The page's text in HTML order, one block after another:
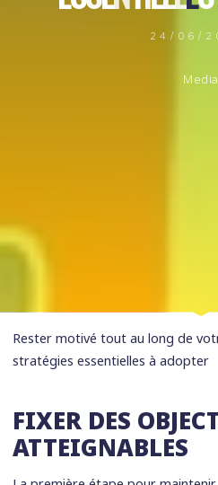
24/06/
Media
Rester motivé tout au long de
stratégies essentielles à adopter
FIXER DES
ATTEIGNABLES